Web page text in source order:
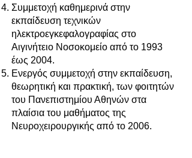
Συμμετοχή καθημερινά στην
εκπαίδευση τεχνικών
ηλεκτροεγκεφαλογραφίας στο
Αιγινήτειο Νοσοκομείο από το 1993
έως 2004.
Ενεργός συμμετοχή στην εκπαίδευση,
θεωρητική και πρακτική, των φοιτητών
του Πανεπιστημίου Αθηνών στα
πλαίσια του μαθήματος της
Νευροχειρουργικής από το 2006.